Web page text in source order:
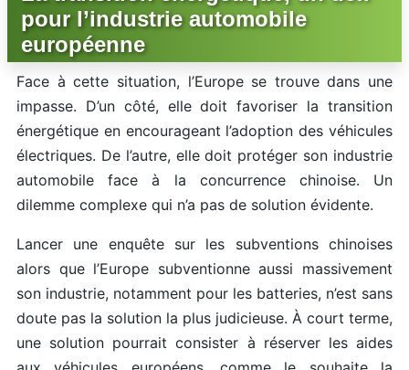
pour l’industrie automobile
européenne
Face à cette situation, l’Europe se trouve dans une
impasse. D’un côté, elle doit favoriser la transition
énergétique en encourageant l’adoption des véhicules
électriques. De l’autre, elle doit protéger son industrie
automobile face à la concurrence chinoise. Un
dilemme complexe qui n’a pas de solution évidente.
Lancer une enquête sur les subventions chinoises
alors que l’Europe subventionne aussi massivement
son industrie, notamment pour les batteries, n’est sans
doute pas la solution la plus judicieuse. À court terme,
une solution pourrait consister à réserver les aides